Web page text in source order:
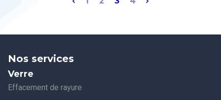
Nos services
Verre
Effacement de rayure